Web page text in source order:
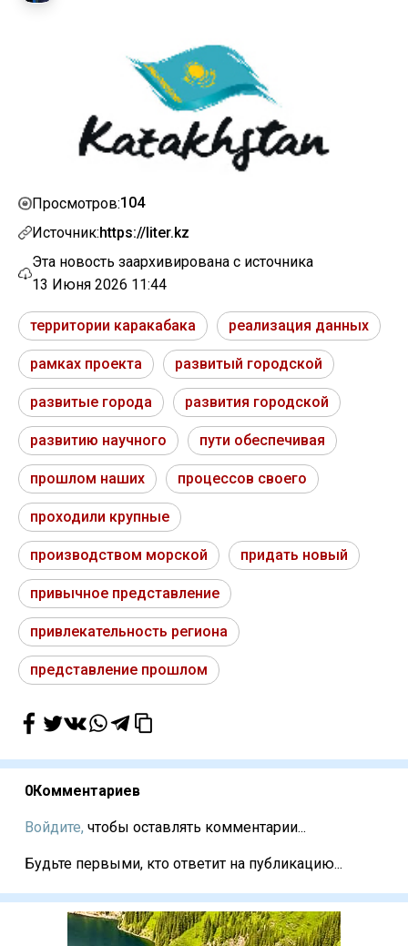
Просмотров:104
Источник:https://liter.kz
Эта новость заархивирована с источника
13 Июня 2026 11:44
территории каракабака реализация данных
рамках проекта развитый городской
развитые города развития городской
развитию научного пути обеспечивая
прошлом наших процессов своего
проходили крупные
производством морской придать новый
привычное представление
привлекательность региона
представление прошлом
0Комментариев
Войдите, чтобы оставлять комментарии...
Будьте первыми, кто ответит на публикацию...